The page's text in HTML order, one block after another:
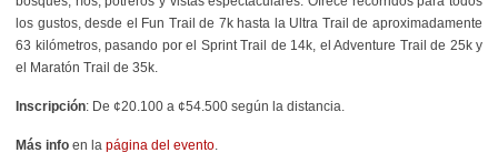
los gustos, desde el Fun Trail de 7k hasta la Ultra Trail de aproximadamente
63 kilómetros, pasando por el Sprint Trail de 14k, el Adventure Trail de 25k y
el Maratón Trail de 35k.
Inscripción: De ¢20.100 a ¢54.500 según la distancia.
Más info en la página del evento